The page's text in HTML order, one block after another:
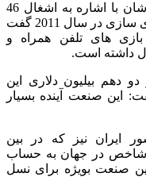
این استاد دانشگاه آزاد اسلامی واحد کاشان با اشاره به اشغال 46
درصدی پهنای باند اینترنت در صنعت بازی سازی در سال 2011 گفت
درآمد بازی های تلفن همراه و
پیش بینی درآمد جهانی 2 و دو دهم بیلیون دلاری این
و گفت: این صنعت آینده بسیار
ایران نیز که در بین
شاخص در جهان به حساب
صنعت بویژه برای نسل